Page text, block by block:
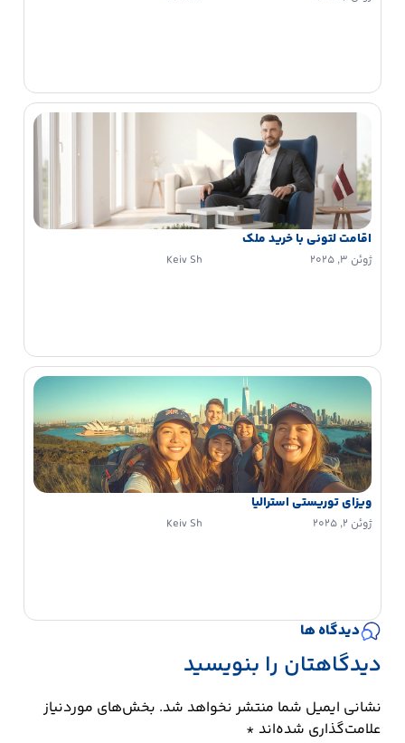
اقامت لتونی با خرید ملک
ژوئن 3, 2025 Keiv Sh
ویزای توریستی استرالیا
ژوئن 2, 2025 Keiv Sh
دیدگاه ها
دیدگاهتان را بنویسید
نشانی ایمیل شما منتشر نخواهد شد. بخش‌های موردنیاز
علامت‌گذاری شده‌اند *